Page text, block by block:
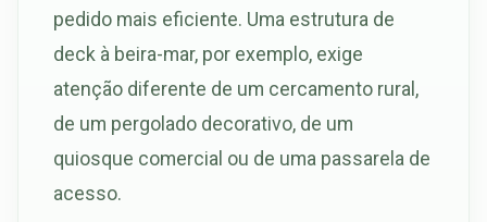
pedido mais eficiente. Uma estrutura de
deck à beira-mar, por exemplo, exige
atenção diferente de um cercamento rural,
de um pergolado decorativo, de um
quiosque comercial ou de uma passarela de
acesso.